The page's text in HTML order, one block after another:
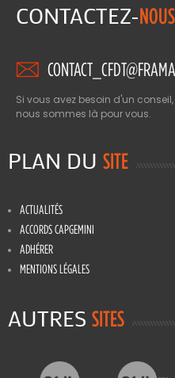
CONTACTEZ-NOUS
Si vous avez besoin d'un
nous sommes là pour vous.
PLAN DU SITE
ACTUALITÉS
ACCORDS CAPGEMINI
ADHÉRER
MENTIONS LÉGALES
AUTRES SITES